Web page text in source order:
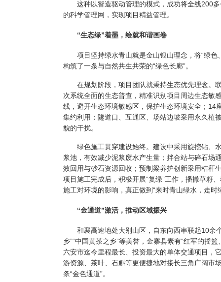
这种以智造驱动管理的模式，成功将全线200多
的科学管理网，实现项目精益管理。
“生态绿”着墨，绘就和谐画卷
项目坚持绿水青山就是金山银山理念，将“绿色
构筑了一条与自然共生共荣的“绿色长廊”。
在规划阶段，项目团队就秉持生态优先理念。
次系统全面的生态普查，精准识别项目周边生态敏
线，避开生态环境敏感区，保护生态环境安全；14
集约利用；隧道口、互通区、场站边坡采用永久植
貌的干扰。
绿色施工贯穿建设始终。建设中采用旋挖钻、
浆池，有效减少泥浆废水产生量；拌合站与碎石场
效回用与砂石资源回收；预制梁养护创新采用秸秆
项目施工完成后，积极开展“复绿”工作，播撒草籽
施工对环境的影响，真正做到“来时青山绿水，走时
“金通道”激活，推动区域振兴
和襄高速地处大别山区，自东向西串联起10余
乡”“中国黄茶之乡”等美誉，金寨县素有“红军的摇
六安市迄今里程最长、投资最大的单体交通项目，
游资源、茶叶、石斛等更便捷地对接长三角广阔市
条“金色通道”。